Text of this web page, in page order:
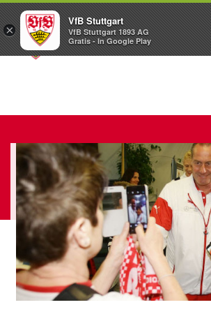
×
VfB Stuttgart
VfB Stuttgart 1893 AG
Gratis - In Google Play